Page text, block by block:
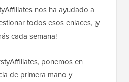
nos ha ayudado a
todos esos enlaces, ¡y
cada semana!
ponemos en
de primera mano y